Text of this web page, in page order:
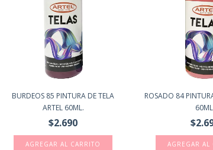
BURDEOS 85 PINTURA DE TELA
ARTEL 60ML.
$2.690
ROSADO 84